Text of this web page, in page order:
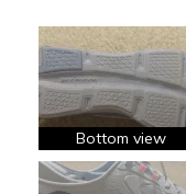
Attractive Design
Breathe Well
Comfortable
Durable
Bottom view